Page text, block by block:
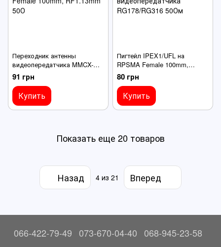
Переходник антенны
видеопередатчика MMCX-M
угловой на RP-SMA-Female
100mm, RF1.13mm 50О
91 грн
Купить
Пигтейл IPEX1/UFL на
RPSMA Female 100mm,
переходник антенны
видеопередатчика
RG178/RG316 50Ом
80 грн
Купить
Показать еще 20 товаров
Назад 4 из 21 Вперед
066-422-79-49 073-670-04-40 068-945-23-58